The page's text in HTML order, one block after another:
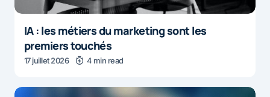
IA : les métiers du marketing sont les
premiers touchés
17 juillet 2026 4 min read